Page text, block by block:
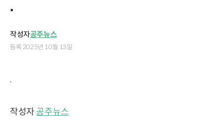
.
작성자공주뉴스
등록 2025년 10월 13일
.
작성자 공주뉴스